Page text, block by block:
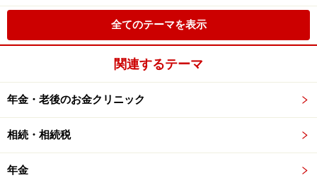
全てのテーマを表示
関連するテーマ
年金・老後のお金クリニック
相続・相続税
年金